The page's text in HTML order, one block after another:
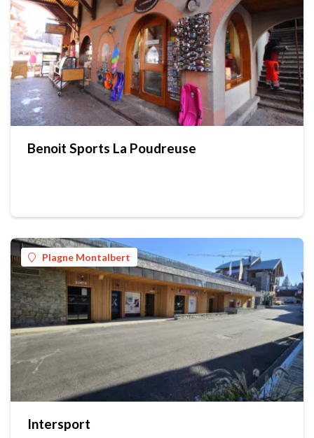
Benoit Sports La Poudreuse
Plagne Montalbert
Intersport